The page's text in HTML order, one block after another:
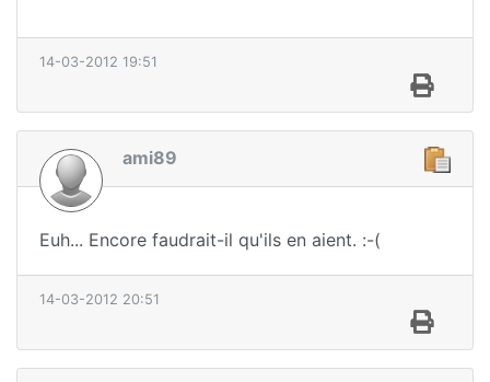
14-03-2012 19:51
ami89
Euh... Encore faudrait-il qu'ils en aient. :-(
14-03-2012 20:51